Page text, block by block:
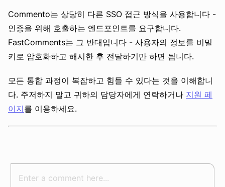
Commento는 상당히 다른 SSO 접근 방식을 사용합니다 -
인증을 위해 호출하는 엔드포인트를 요구합니다.
FastComments는 그 반대입니다 - 사용자의 정보를 비밀
키로 암호화하고 해시한 후 전달하기만 하면 됩니다.
모든 통합 과정이 복잡하고 힘들 수 있다는 것을 이해합니
다. 주저하지 말고 귀하의 담당자에게 연락하거나 지원 페
이지를 이용하세요.